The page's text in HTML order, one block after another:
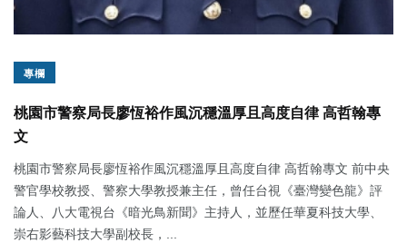
專欄
桃園市警察局長廖恆裕作風沉穩溫厚且高度自律 高哲翰專
文
桃園市警察局長廖恆裕作風沉穩溫厚且高度自律 高哲翰專文 前中央
警官學校教授、警察大學教授兼主任，曾任台視《臺灣變色龍》評
論人、八大電視台《暗光鳥新聞》主持人，並歷任華夏科技大學、
崇右影藝科技大學副校長，...